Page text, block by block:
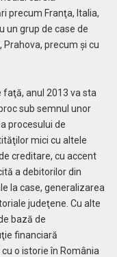
precum Franţa, Italia,
un grup de case de
precum şi cu
anul 2013 va sta
sub semnul unor
procesului de
mici cu altele
creditare, cu accent
a debitorilor din
la case, generalizarea
judeţene. Cu alte
bază de
financiară
o istorie în România